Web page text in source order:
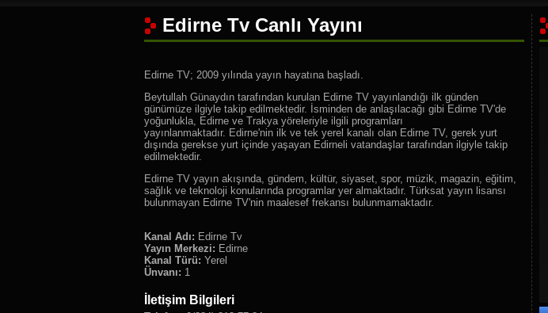
Edirne Tv Canlı Yayını
Edirne TV; 2009 yılında yayın hayatına başladı.
Beytullah Günaydın tarafından kurulan Edirne TV yayınlandığı ilk günden
günümüze ilgiyle takip edilmektedir. İsminden de anlaşılacağı gibi Edirne TV'de
yoğunlukla, Edirne ve Trakya yöreleriyle ilgili programları
yayınlanmaktadır. Edirne'nin ilk ve tek yerel kanalı olan Edirne TV, gerek yurt
dışında gerekse yurt içinde yaşayan Edirneli vatandaşlar tarafından ilgiyle takip
edilmektedir.
Edirne TV yayın akışında, gündem, kültür, siyaset, spor, müzik, magazin, eğitim,
sağlık ve teknoloji konularında programlar yer almaktadır. Türksat yayın lisansı
bulunmayan Edirne TV'nin maalesef frekansı bulunmamaktadır.
Kanal Adı: Edirne Tv
Yayın Merkezi: Edirne
Kanal Türü: Yerel
Ünvanı: 1
İletişim Bilgileri